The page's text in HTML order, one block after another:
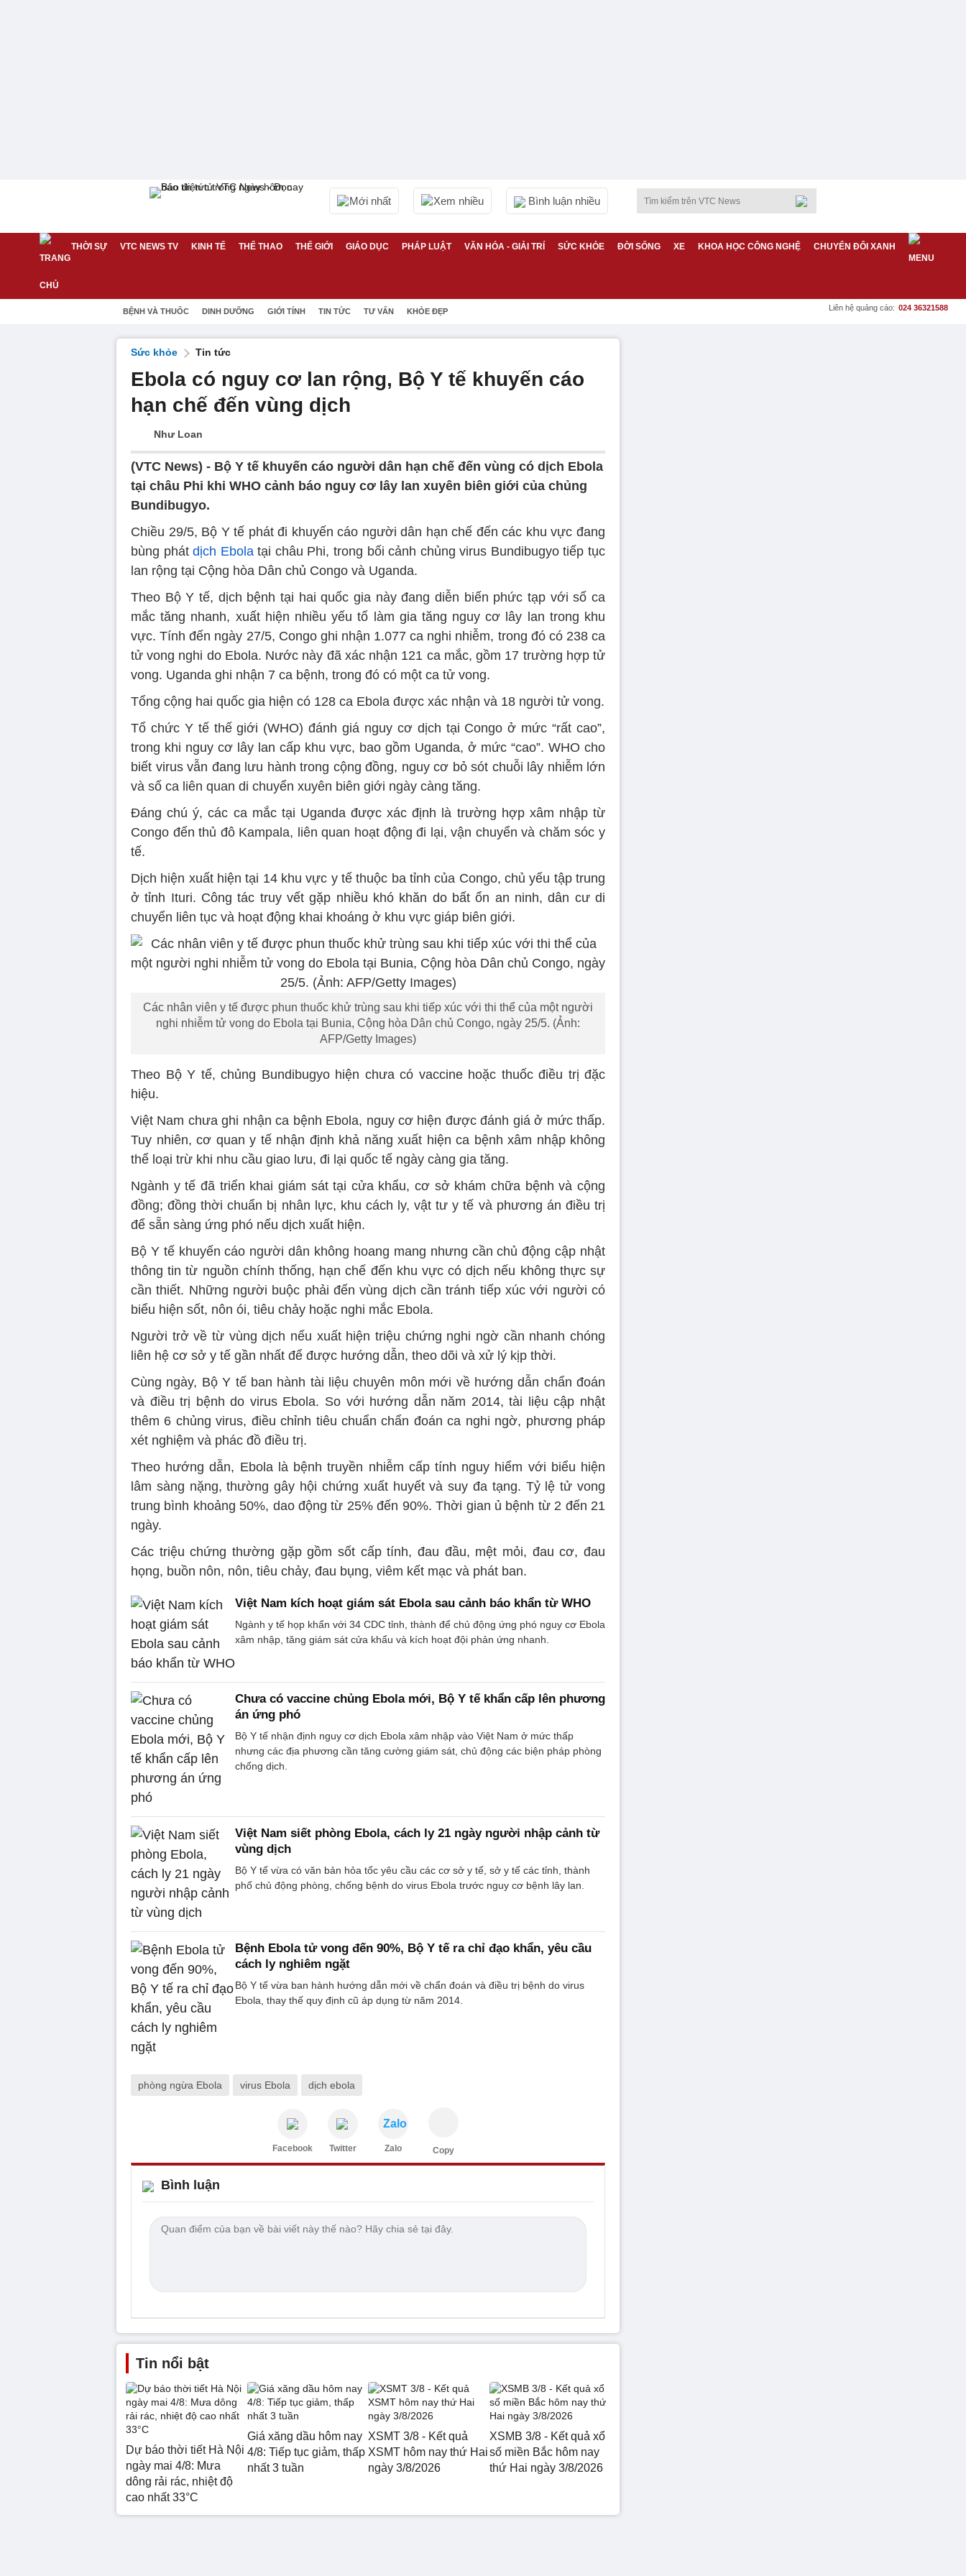
Mới nhất Xem nhiều Bình luận nhiều
THỜI SỰ VTC NEWS TV KINH TẾ THỂ THAO THẾ GIỚI GIÁO DỤC PHÁP LUẬT VĂN HÓA - GIẢI TRÍ SỨC KHỎE ĐỜI SỐNG XE KHOA HỌC CÔNG NGHỆ CHUYỂN ĐỔI XANH
BỆNH VÀ THUỐC DINH DƯỠNG GIỚI TÍNH TIN TỨC TƯ VẤN KHỎE ĐẸP Liên hệ quảng cáo: 024 36321588
Sức khỏe Tin tức
Ebola có nguy cơ lan rộng, Bộ Y tế khuyến cáo
hạn chế đến vùng dịch
Như Loan
(VTC News) - Bộ Y tế khuyến cáo người dân hạn chế đến vùng có dịch Ebola
tại châu Phi khi WHO cảnh báo nguy cơ lây lan xuyên biên giới của chủng
Bundibugyo.
Chiều 29/5, Bộ Y tế phát đi khuyến cáo người dân hạn chế đến các khu vực đang
bùng phátdịch Ebolatại châu Phi, trong bối cảnh chủng virus Bundibugyo tiếp tục
lan rộng tại Cộng hòa Dân chủ Congo và Uganda.
Theo Bộ Y tế, dịch bệnh tại hai quốc gia này đang diễn biến phức tạp với số ca
mắc tăng nhanh, xuất hiện nhiều yếu tố làm gia tăng nguy cơ lây lan trong khu
vực. Tính đến ngày 27/5, Congo ghi nhận 1.077 ca nghi nhiễm, trong đó có 238 ca
tử vong nghi do Ebola. Nước này đã xác nhận 121 ca mắc, gồm 17 trường hợp tử
vong. Uganda ghi nhận 7 ca bệnh, trong đó có một ca tử vong.
Tổng cộng hai quốc gia hiện có 128 ca Ebola được xác nhận và 18 người tử vong.
Tổ chức Y tế thế giới (WHO) đánh giá nguy cơ dịch tại Congo ở mức “rất cao”,
trong khi nguy cơ lây lan cấp khu vực, bao gồm Uganda, ở mức “cao”. WHO cho
biết virus vẫn đang lưu hành trong cộng đồng, nguy cơ bỏ sót chuỗi lây nhiễm lớn
và số ca liên quan di chuyển xuyên biên giới ngày càng tăng.
Đáng chú ý, các ca mắc tại Uganda được xác định là trường hợp xâm nhập từ
Congo đến thủ đô Kampala, liên quan hoạt động đi lại, vận chuyển và chăm sóc y
tế.
Dịch hiện xuất hiện tại 14 khu vực y tế thuộc ba tỉnh của Congo, chủ yếu tập trung
ở tỉnh Ituri. Công tác truy vết gặp nhiều khó khăn do bất ổn an ninh, dân cư di
chuyển liên tục và hoạt động khai khoáng ở khu vực giáp biên giới.
Các nhân viên y tế được phun thuốc khử trùng sau khi tiếp xúc với thi thể của một người
nghi nhiễm tử vong do Ebola tại Bunia, Cộng hòa Dân chủ Congo, ngày 25/5. (Ảnh:
AFP/Getty Images)
Theo Bộ Y tế, chủng Bundibugyo hiện chưa có vaccine hoặc thuốc điều trị đặc
hiệu.
Việt Nam chưa ghi nhận ca bệnh Ebola, nguy cơ hiện được đánh giá ở mức thấp.
Tuy nhiên, cơ quan y tế nhận định khả năng xuất hiện ca bệnh xâm nhập không
thể loại trừ khi nhu cầu giao lưu, đi lại quốc tế ngày càng gia tăng.
Ngành y tế đã triển khai giám sát tại cửa khẩu, cơ sở khám chữa bệnh và cộng
đồng; đồng thời chuẩn bị nhân lực, khu cách ly, vật tư y tế và phương án điều trị
để sẵn sàng ứng phó nếu dịch xuất hiện.
Bộ Y tế khuyến cáo người dân không hoang mang nhưng cần chủ động cập nhật
thông tin từ nguồn chính thống, hạn chế đến khu vực có dịch nếu không thực sự
cần thiết. Những người buộc phải đến vùng dịch cần tránh tiếp xúc với người có
biểu hiện sốt, nôn ói, tiêu chảy hoặc nghi mắc Ebola.
Người trở về từ vùng dịch nếu xuất hiện triệu chứng nghi ngờ cần nhanh chóng
liên hệ cơ sở y tế gần nhất để được hướng dẫn, theo dõi và xử lý kịp thời.
Cùng ngày, Bộ Y tế ban hành tài liệu chuyên môn mới về hướng dẫn chẩn đoán
và điều trị bệnh do virus Ebola. So với hướng dẫn năm 2014, tài liệu cập nhật
thêm 6 chủng virus, điều chỉnh tiêu chuẩn chẩn đoán ca nghi ngờ, phương pháp
xét nghiệm và phác đồ điều trị.
Theo hướng dẫn, Ebola là bệnh truyền nhiễm cấp tính nguy hiểm với biểu hiện
lâm sàng nặng, thường gây hội chứng xuất huyết và suy đa tạng. Tỷ lệ tử vong
trung bình khoảng 50%, dao động từ 25% đến 90%. Thời gian ủ bệnh từ 2 đến 21
ngày.
Các triệu chứng thường gặp gồm sốt cấp tính, đau đầu, mệt mỏi, đau cơ, đau
họng, buồn nôn, nôn, tiêu chảy, đau bụng, viêm kết mạc và phát ban.
Việt Nam kích hoạt giám sát Ebola sau cảnh báo khẩn từ WHO
Ngành y tế họp khẩn với 34 CDC tỉnh, thành để chủ động ứng phó nguy cơ Ebola
xâm nhập, tăng giám sát cửa khẩu và kích hoạt đội phản ứng nhanh.
Chưa có vaccine chủng Ebola mới, Bộ Y tế khẩn cấp lên phương
án ứng phó
Bộ Y tế nhận định nguy cơ dịch Ebola xâm nhập vào Việt Nam ở mức thấp
nhưng các địa phương cần tăng cường giám sát, chủ động các biện pháp phòng
chống dịch.
Việt Nam siết phòng Ebola, cách ly 21 ngày người nhập cảnh từ
vùng dịch
Bộ Y tế vừa có văn bản hỏa tốc yêu cầu các cơ sở y tế, sở y tế các tỉnh, thành
phố chủ động phòng, chống bệnh do virus Ebola trước nguy cơ bệnh lây lan.
Bệnh Ebola tử vong đến 90%, Bộ Y tế ra chỉ đạo khẩn, yêu cầu
cách ly nghiêm ngặt
Bộ Y tế vừa ban hành hướng dẫn mới về chẩn đoán và điều trị bệnh do virus
Ebola, thay thế quy định cũ áp dụng từ năm 2014.
phòng ngừa Ebola virus Ebola dịch ebola
Facebook Twitter
Zalo
Zalo Copy
Bình luận
Tin nổi bật
Dự báo thời tiết Hà Nội
ngày mai 4/8: Mưa
dông rải rác, nhiệt độ
cao nhất 33°C
Giá xăng dầu hôm nay
4/8: Tiếp tục giảm, thấp
nhất 3 tuần
XSMT 3/8 - Kết quả
XSMT hôm nay thứ Hai
ngày 3/8/2026
XSMB 3/8 - Kết quả xổ
số miền Bắc hôm nay
thứ Hai ngày 3/8/2026